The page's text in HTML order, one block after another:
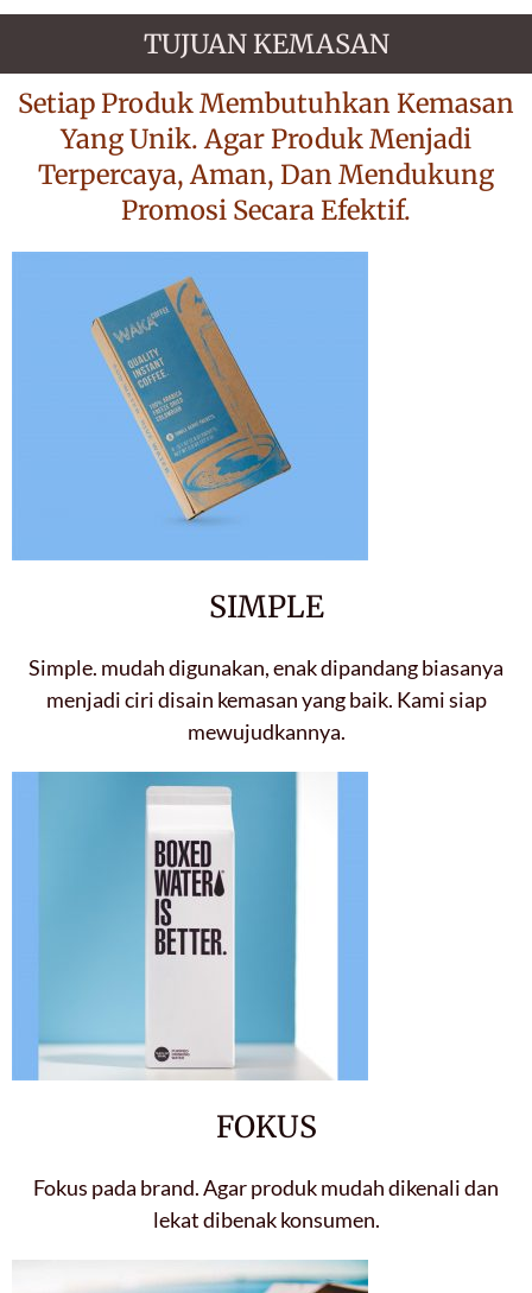
TUJUAN KEMASAN
Setiap Produk Membutuhkan Kemasan
Yang Unik. Agar Produk Menjadi
Terpercaya, Aman, Dan Mendukung
Promosi Secara Efektif.
SIMPLE
Simple. mudah digunakan, enak dipandang biasanya
menjadi ciri disain kemasan yang baik. Kami siap
mewujudkannya.
FOKUS
Fokus pada brand. Agar produk mudah dikenali dan
lekat dibenak konsumen.